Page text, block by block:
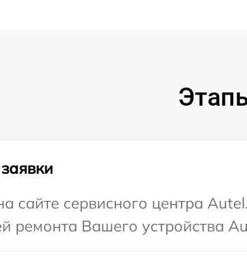
сайте сервисного центра
ремонта Вашего устройства